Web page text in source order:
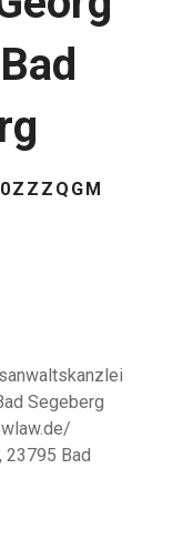
Segeberg
23795 Bad